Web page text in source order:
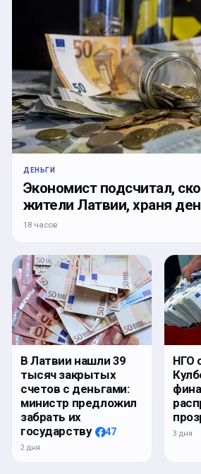
ДЕНЬГИ
Экономист подсчитал,
жители Латвии, храня
18 часов
В Латвии нашли 39
тысяч закрытых
счетов с деньгами:
министр предложил
забрать их
государству
47
2 дня
НГО
3 дня